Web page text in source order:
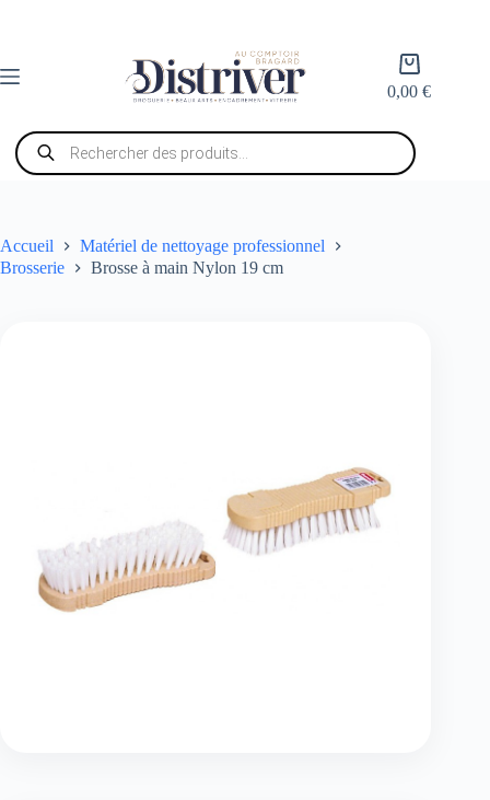
Panier
d’achat
0,00€
Recherche
de
produits
Accueil
Matériel de nettoyage professionnel
Brosserie
Brosse à main Nylon 19 cm